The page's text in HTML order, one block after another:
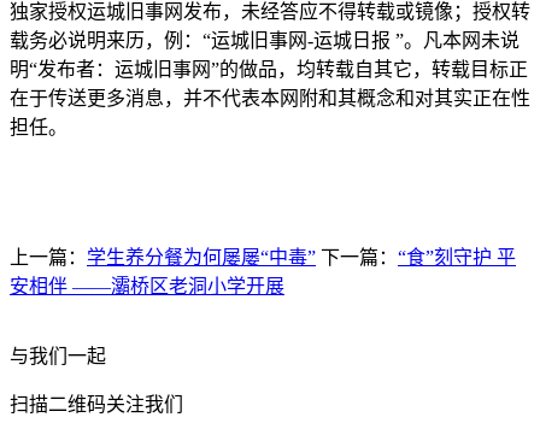
独家授权运城旧事网发布，未经答应不得转载或镜像；授权转
载务必说明来历，例：“运城旧事网-运城日报 ”。凡本网未说
明“发布者：运城旧事网”的做品，均转载自其它，转载目标正
在于传送更多消息，并不代表本网附和其概念和对其实正在性
担任。
上一篇： 学生养分餐为何屡屡“中毒” 下一篇： “食”刻守护 平
安相伴 ——灞桥区老洞小学开展
与我们一起
扫描二维码关注我们